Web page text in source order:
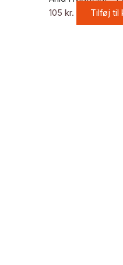
105 kr. Tilføj til